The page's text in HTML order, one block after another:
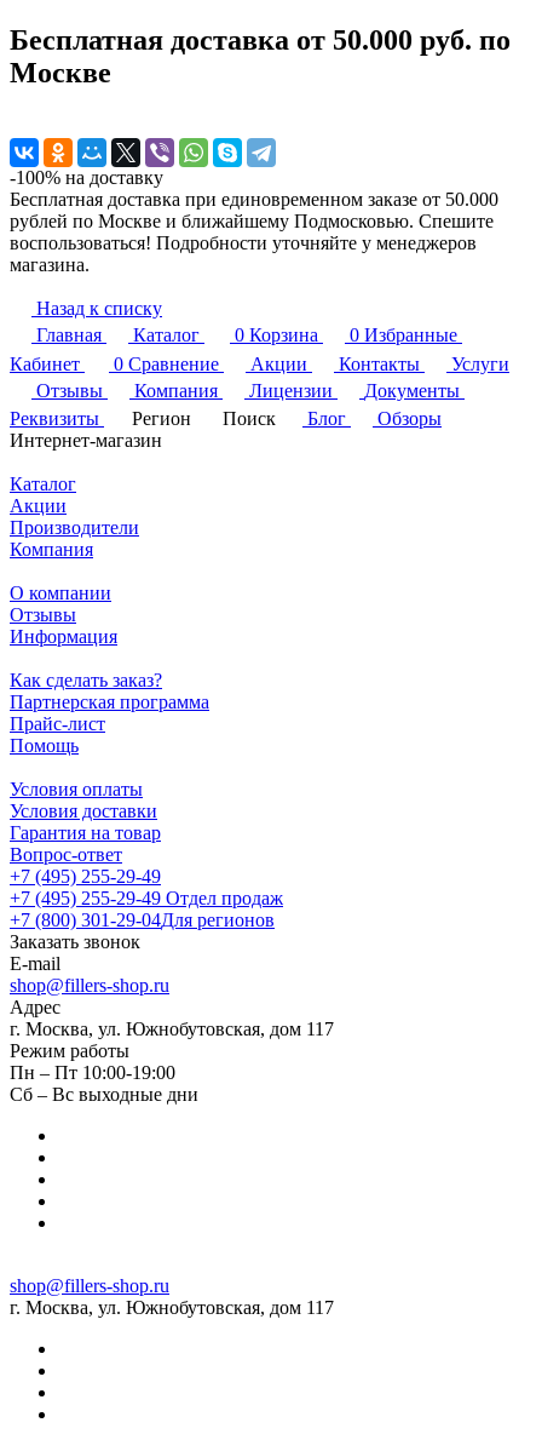
Бесплатная доставка от 50.000 руб. по
Москве
-100% на доставку
Бесплатная доставка при единовременном заказе от 50.000
рублей по Москве и ближайшему Подмосковью. Спешите
воспользоваться! Подробности уточняйте у менеджеров
магазина.
Назад к списку
Главная
Каталог 0 Корзина 0 Избранные
Кабинет
0 Сравнение Акции Контакты
Услуги
Отзывы
Компания Лицензии
Документы
Реквизиты
Регион Поиск Блог
Обзоры
Интернет-магазин
Каталог
Акции
Производители
Компания
О компании
Отзывы
Информация
Как сделать заказ?
Партнерская программа
Прайс-лист
Помощь
Условия оплаты
Условия доставки
Гарантия на товар
Вопрос-ответ
+7 (495) 255-29-49
+7 (495) 255-29-49 Отдел продаж
+7 (800) 301-29-04Для регионов
Заказать звонок
E-mail
shop@fillers-shop.ru
Адрес
г. Москва, ул. Южнобутовская, дом 117
Режим работы
Пн – Пт 10:00-19:00
Сб – Вс выходные дни
shop@fillers-shop.ru
г. Москва, ул. Южнобутовская, дом 117